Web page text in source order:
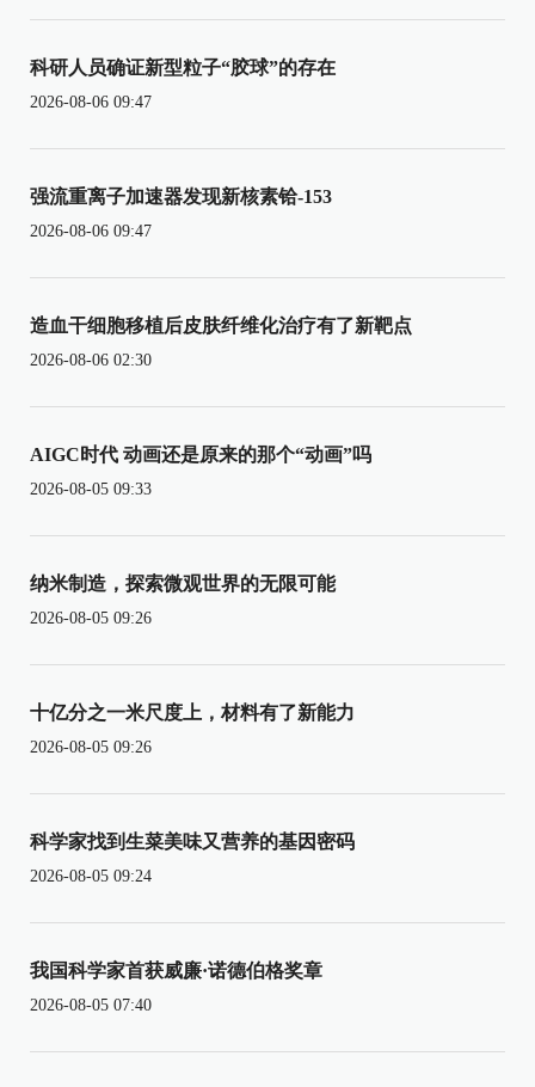
科研人员确证新型粒子“胶球”的存在
2026-08-06 09:47
强流重离子加速器发现新核素铪-153
2026-08-06 09:47
造血干细胞移植后皮肤纤维化治疗有了新靶点
2026-08-06 02:30
AIGC时代 动画还是原来的那个“动画”吗
2026-08-05 09:33
纳米制造，探索微观世界的无限可能
2026-08-05 09:26
十亿分之一米尺度上，材料有了新能力
2026-08-05 09:26
科学家找到生菜美味又营养的基因密码
2026-08-05 09:24
我国科学家首获威廉·诺德伯格奖章
2026-08-05 07:40